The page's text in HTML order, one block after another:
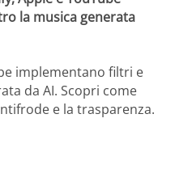
la musica generata
implementano filtri e
da AI. Scopri come
e la trasparenza.